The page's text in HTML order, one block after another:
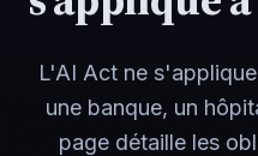
L'AI Act ne
une banque, un
page détaille les